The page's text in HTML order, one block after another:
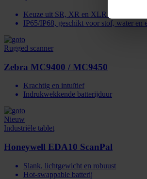
Keuze uit SR, XR en XLR scanbereik
IP65/IP68, geschikt voor stof, water en
Rugged scanner
Zebra MC9400 / MC9450
Krachtig en intuïtief
Indrukwekkende batterijduur
Nieuw
Industriële tablet
Honeywell EDA10 ScanPal
Slank, lichtgewicht en robuust
Hot-swappable batterij